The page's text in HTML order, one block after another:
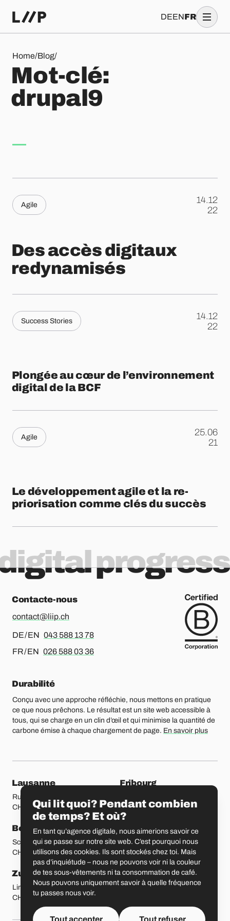
DEENFR
Home/Blog/
Mot-clé: drupal9
Mot-c é:
d rupal 9
Agile
14.12
.
22
Des accès digitaux
redynamisés
Success Stories
14.12
.
22
Plongée au cœur de l’environnement
digital de la BCF
Agile
25.06
.
21
Le développement agile et la re-
priorisation comme clés du succès
progress
Contacte-nous
contact@liip.ch
DE / EN Pour l’allemand ou l’anglais, merci d’appeler le
043 588 13 78
FR / EN Pour le français ou l’anglais, merci d’appeler le
026 588 03 36
Durabilité
Conçu avec une approche réfléchie, nous mettons en pratique
ce que nous prêchons. Le résultat est un site web accessible à
tous, qui se charge en un clin d’œil et qui minimise la quantité de
carbone émise à chaque chargement de page. En savoir plus
Nos bureaux
Lausanne
Rue Etraz 4
CH-1003 Lausanne
Fribourg
CH-1700 Fribourg
Berne
Schmiedenplatz 5
CH-3011 Berne
Bâle
Sattelgasse 4
CH-4051 Bâle
Zurich
Limmatstrasse 183
CH-8005 Zurich
Saint-Gall
Vadianstrasse 25A
Qui lit quoi? Pendant combien
de temps? Et où?
En tant qu’agence digitale, nous aimerions savoir ce
qui se passe sur notre site web. C’est pourquoi nous
utilisons des cookies. Ils sont stockés chez toi. Mais
pas d’inquiétude – nous ne pouvons voir ni la couleur
de tes sous-vêtements ni ta consommation de café.
Nous pouvons uniquement savoir à quelle fréquence
tu passes nous voir.
Tout accepter Tout refuser